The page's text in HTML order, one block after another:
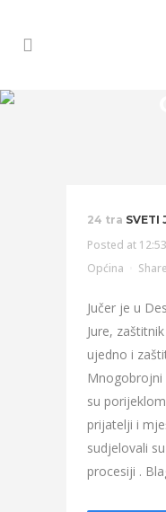
24 tra SVETI
Posted at
Općina
Share
Jučer je u
Jure,
ujedno i
su
prijatelji i
sudjelovali
procesiji .